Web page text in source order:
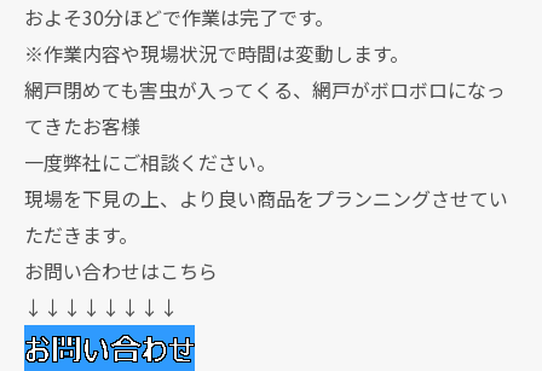
およそ30分ほどで作業は完了です。
※作業内容や現場状況で時間は変動します。
網戸閉めても害虫が入ってくる、網戸がボロボロになっ
てきたお客様
一度弊社にご相談ください。
現場を下見の上、より良い商品をプランニングさせてい
ただきます。
お問い合わせはこちら
↓↓↓↓↓↓↓↓